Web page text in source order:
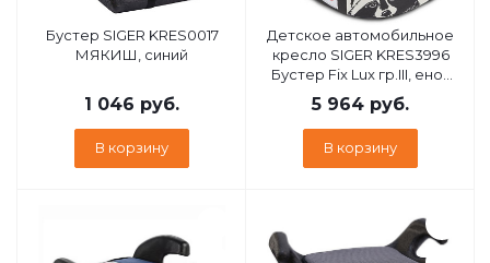
Бустер SIGER KRES0017
МЯКИШ, синий
1 046 руб.
В корзину
Детское автомобильное
кресло SIGER KRES3996
Бустер Fix Lux гр.III, енот
серый, бежевый
5 964 руб.
В корзину